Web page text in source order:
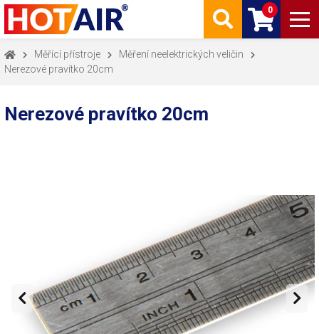
0
Měřící přístroje
Měření neelektrických veličin
Nerezové pravítko 20cm
Nerezové pravítko 20cm